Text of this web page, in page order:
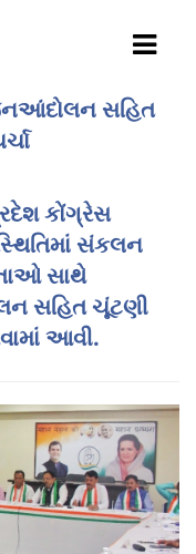
સહિત
કોંગ્રેસ
સંકલન
સાથે
સહિત ચૂંટણી
આવી.